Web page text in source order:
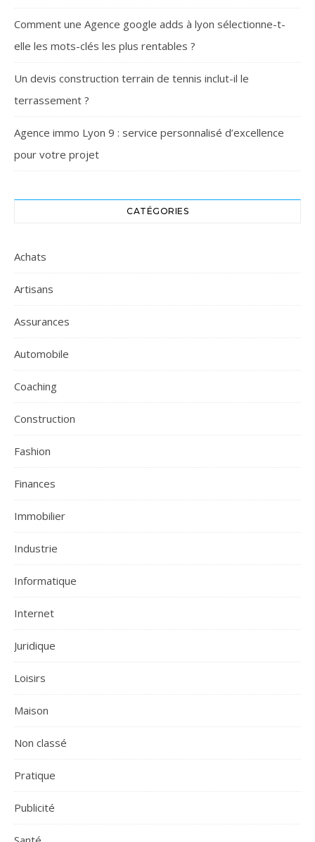
Comment une Agence google adds à lyon sélectionne-t-
elle les mots-clés les plus rentables ?
Un devis construction terrain de tennis inclut-il le
terrassement ?
Agence immo Lyon 9 : service personnalisé d’excellence
pour votre projet
CATÉGORIES
Achats
Artisans
Assurances
Automobile
Coaching
Construction
Fashion
Finances
Immobilier
Industrie
Informatique
Internet
Juridique
Loisirs
Maison
Non classé
Pratique
Publicité